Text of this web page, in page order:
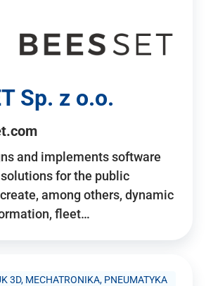
Sp. z o.o.
and implements software
for the public
among others, dynamic
fleet…
3D, MECHATRONIKA, PNEUMATYKA